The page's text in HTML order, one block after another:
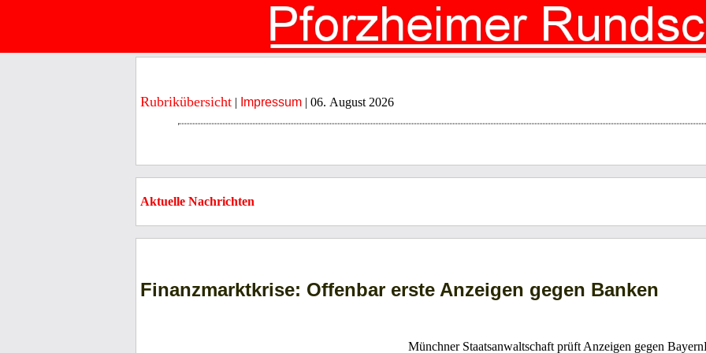
Rubrikübersicht | Impressum | 06. August 2026
Aktuelle Nachrichten
Finanzmarktkrise: Offenbar erste Anzeigen gegen Banken
Münchner Staatsanwaltschaft prüft Anzeigen gegen